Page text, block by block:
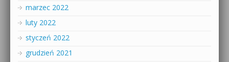
marzec 2022
luty 2022
styczeń 2022
grudzień 2021